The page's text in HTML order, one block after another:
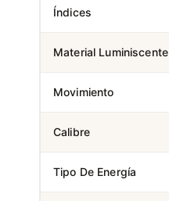
Índices
Material Luminiscente
Movimiento
Calibre
Tipo De Energía